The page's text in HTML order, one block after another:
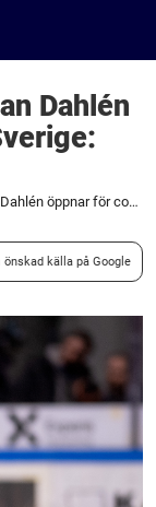
Dahlén
Efter beskedet – Jonathan Dahlén öppnar för comeback i Sverige: "Finns i bakhuvudet"
källa på Google